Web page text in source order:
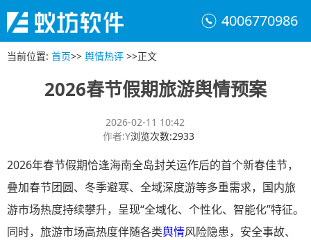
4006770986
当前位置: 首页>> 舆情热评 >>正文
2026春节假期旅游舆情预案
2026-02-11 10:42
作者:Y浏览次数:2933
2026年春节假期恰逢海南全岛封关运作后的首个新春佳节，
叠加春节团圆、冬季避寒、全域深度游等多重需求，国内旅
游市场热度持续攀升，呈现“全域化、个性化、智能化”特征。
同时，旅游市场高热度伴随各类舆情风险隐患，安全事故、